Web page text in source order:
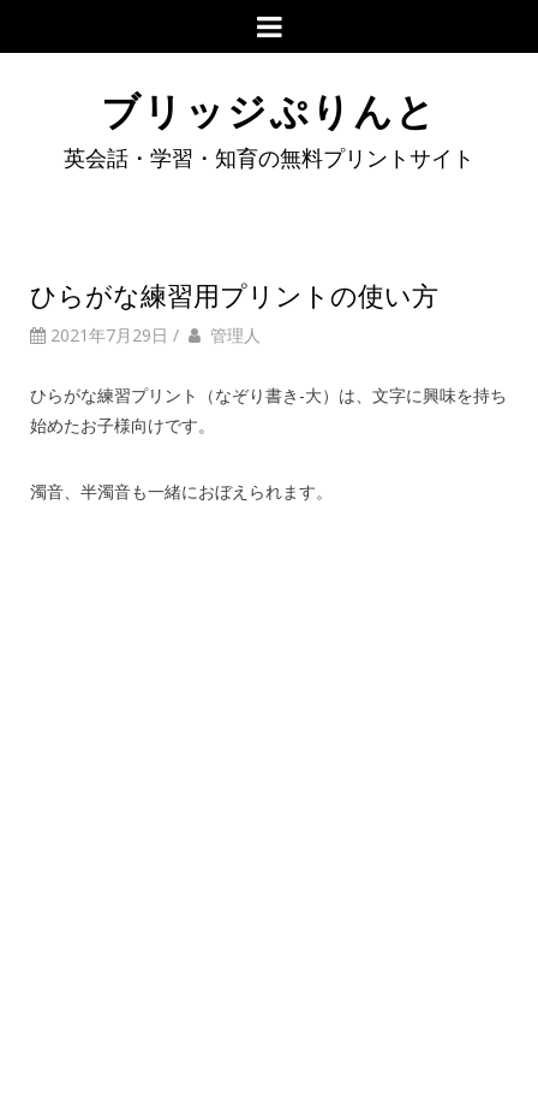
ブリッジぷりんと
英会話・学習・知育の無料プリントサイト
ひらがな練習用プリントの使い方
2021年7月29日 / 管理人
ひらがな練習プリント（なぞり書き-大）は、文字に興味を持ち
始めたお子様向けです。
濁音、半濁音も一緒におぼえられます。